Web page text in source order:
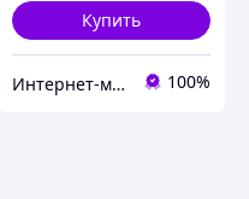
Купить
Интернет-магазин "ДОЛЯ Текстиль" 100%